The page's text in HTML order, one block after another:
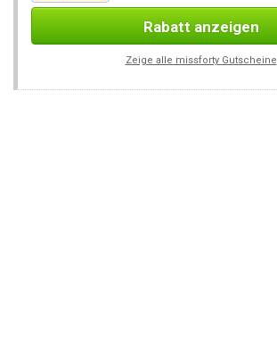
Rabatt anzeigen
Zeige alle missforty Gutscheine